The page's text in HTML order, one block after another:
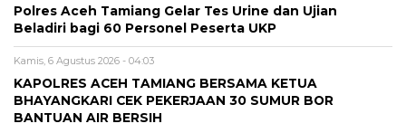
Polres Aceh Tamiang Gelar Tes Urine dan Ujian
Beladiri bagi 60 Personel Peserta UKP
Kamis, 6 Agustus 2026 - 04:03
KAPOLRES ACEH TAMIANG BERSAMA KETUA
BHAYANGKARI CEK PEKERJAAN 30 SUMUR BOR
BANTUAN AIR BERSIH